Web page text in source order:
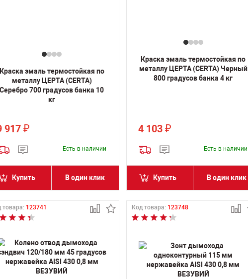
эмаль термостойкая по
металлу ЦЕРТА (CERTA)
Серебро 700 градусов банка 10
кг
917 ₽
Есть в наличии
Купить В один клик
Краска эмаль термостойкая по
металлу ЦЕРТА (CERTA) Черный
800 градусов банка 4 кг
4 103 ₽
Есть в наличии
Купить В один клик
товара: 123741 Код товара: 123748